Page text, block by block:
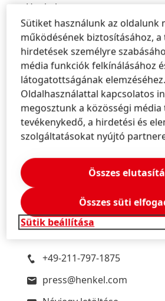
Henkel
Head of External
Headquarters, Düsseldorf/
+49-211-797-2606
press@henkel.com
Névjegy letöltése
Hozzáadás Saját
Wulf
Corporate Media Relations
Headquarters, Düsseldorf/
+49-211-797-1875
press@henkel.com
Sütiket használunk az oldalunk
működésének biztosításához,
hirdetések személyre
média funkciók felkínálásához
látogatottságának elemzéséhez.
Oldalhasználattal kapcsolatos
megosztunk a közösségi
tevékenykedő, a hirdetési és
szolgáltatásokat nyújtó
Sütik beállítása
Összes
Összes süti